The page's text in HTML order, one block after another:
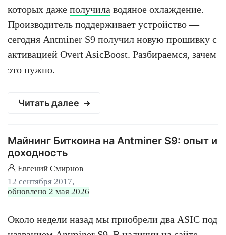
которых даже получила водяное охлаждение.
Производитель поддерживает устройство —
сегодня Antminer S9 получил новую прошивку с
активацией Overt AsicBoost. Разбираемся, зачем
это нужно.
Читать далее
Майнинг Биткоина на Antminer S9: опыт и
доходность
Евгений Смирнов
12 сентября 2017,
обновлено 2 мая 2026
Около недели назад мы приобрели два ASIC под